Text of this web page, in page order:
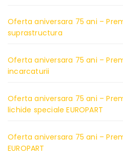
Oferta aniversara 75 ani –
suprastructura
Oferta aniversara 75 ani –
incarcaturii
Oferta aniversara 75 ani –
lichide speciale EUROPART
Oferta aniversara 75 ani –
EUROPART